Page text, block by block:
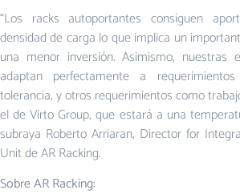
“Los racks autoportantes consiguen
densidad de carga lo que implica un
una menor inversión. Asimismo, nuestras
adaptan perfectamente a
tolerancia, y otros requerimientos como
el de Virto Group, que estará a una
subraya Roberto Arriaran, Director for
Unit de AR Racking.
Sobre AR Racking: